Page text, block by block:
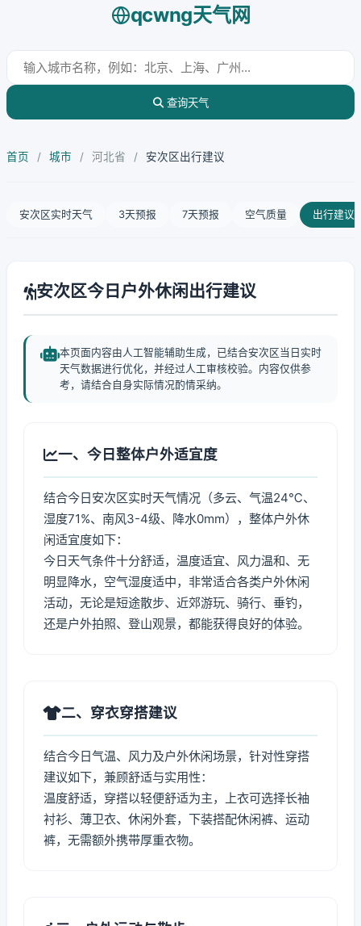
qcwng天气网
查询天气
首页 / 城市 / 河北省 / 安次区出行建议
安次区实时天气 3天预报 7天预报 空气质量 出行建议
安次区今日户外休闲出行建议
本页面内容由人工智能辅助生成，已结合安次区当日实时
天气数据进行优化，并经过人工审核校验。内容仅供参
考，请结合自身实际情况酌情采纳。
一、今日整体户外适宜度
结合今日安次区实时天气情况（多云、气温24℃、
湿度71%、南风3-4级、降水0mm），整体户外休
闲适宜度如下：
今日天气条件十分舒适，温度适宜、风力温和、无
明显降水，空气湿度适中，非常适合各类户外休闲
活动，无论是短途散步、近郊游玩、骑行、垂钓，
还是户外拍照、登山观景，都能获得良好的体验。
二、穿衣穿搭建议
结合今日气温、风力及户外休闲场景，针对性穿搭
建议如下，兼顾舒适与实用性：
温度舒适，穿搭以轻便舒适为主，上衣可选择长袖
衬衫、薄卫衣、休闲外套，下装搭配休闲裤、运动
裤，无需额外携带厚重衣物。